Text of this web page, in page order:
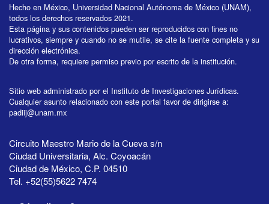
Hecho en México, Universidad Nacional Autónoma de México (UNAM),
todos los derechos reservados 2021.
Esta página y sus contenidos pueden ser reproducidos con fines no
lucrativos, siempre y cuando no se mutile, se cite la fuente completa y su
dirección electrónica.
De otra forma, requiere permiso previo por escrito de la institución.
Sitio web administrado por el Instituto de Investigaciones Jurídicas.
Cualquier asunto relacionado con este portal favor de dirigirse a:
padiij@unam.mx
Circuito Maestro Mario de la Cueva s/n
Ciudad Universitaria, Alc. Coyoacán
Ciudad de México, C.P. 04510
Tel. +52(55)5622 7474